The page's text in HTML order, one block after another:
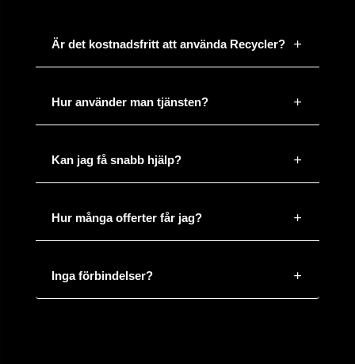
Är det kostnadsfritt att använda Recycler?
Kan jag få snabb hjälp?
Hur många offerter får jag?